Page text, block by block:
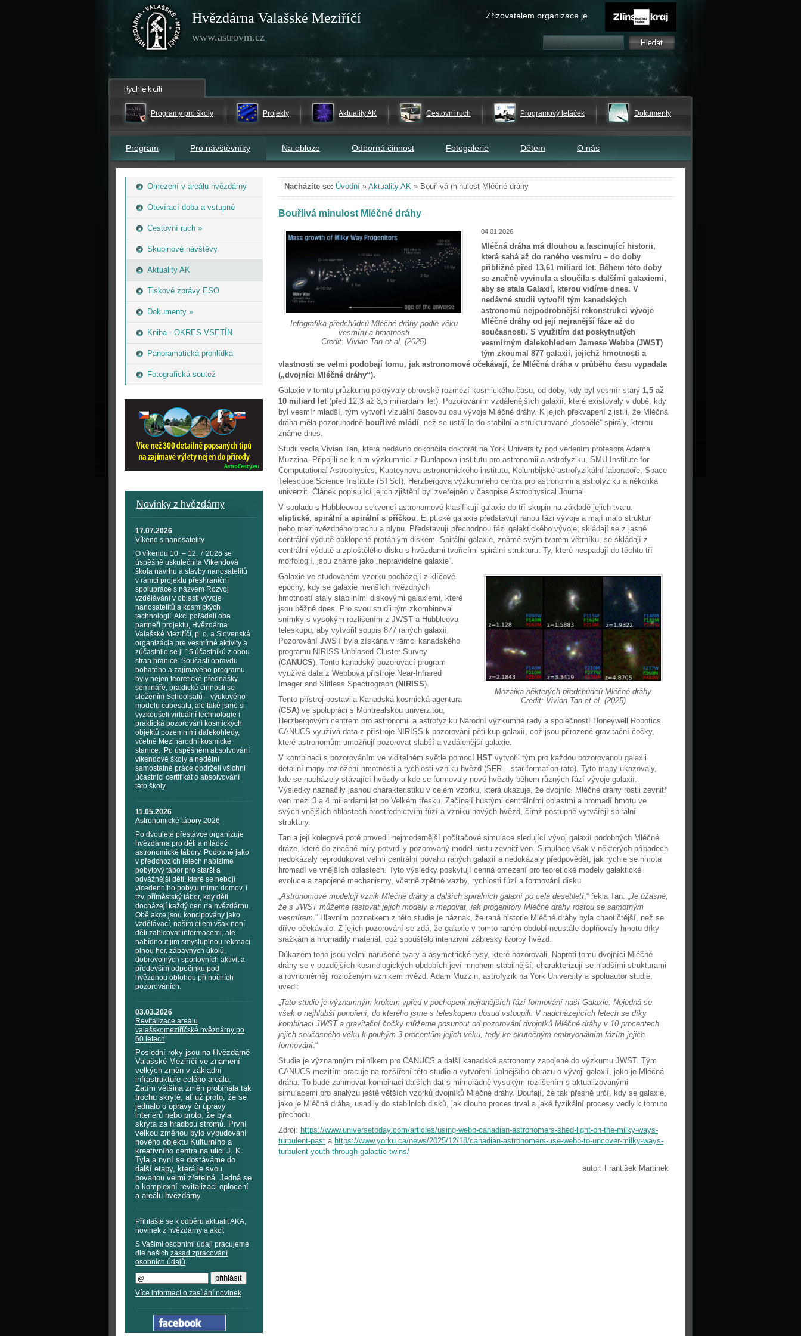
Hvězdárna Valašské Meziříčí
www.astrovm.cz
Zřizovatelem organizace je
Programy pro školy Projekty Aktuality AK Cestovní ruch Programový letáček Dokumenty
Program Pro návštěvníky Na obloze Odborná činnost Fotogalerie Dětem O nás
Omezení v areálu hvězdárny
Otevírací doba a vstupné
Cestovní ruch »
Skupinové návštěvy
Aktuality AK
Tiskové zprávy ESO
Dokumenty »
Kniha - OKRES VSETÍN
Panoramatická prohlídka
Fotografická soutež
Novinky z hvězdárny
17.07.2026
Víkend s nanosatelity
O víkendu 10. – 12. 7 2026 se
úspěšně uskutečnila Víkendová
škola návrhu a stavby nanosatelitů
v rámci projektu přeshraniční
spolupráce s názvem Rozvoj
vzdělávání v oblasti vývoje
nanosatelitů a kosmických
technologií. Akci pořádali oba
partneři projektu, Hvězdárna
Valašské Meziříčí, p. o. a Slovenská
organizácia pre vesmírné aktivity a
zúčastnilo se ji 15 účastníků z obou
stran hranice. Součástí opravdu
bohatého a zajímavého programu
byly nejen teoretické přednášky,
semináře, praktické činnosti se
složením Schoolsatů – výukového
modelu cubesatu, ale také jsme si
vyzkoušeli virtuální technologie i
praktická pozorování kosmických
objektů pozemními dalekohledy,
včetně Mezinárodní kosmické
stanice. Po úspěšném absolvování
víkendové školy a nedělní
samostatné práce obdrželi všichni
účastníci certifikát o absolvování
této školy.
11.05.2026
Astronomické tábory 2026
Po dvouleté přestávce organizuje
hvězdárna pro děti a mládež
astronomické tábory. Podobně jako
v předchozích letech nabízíme
pobytový tábor pro starší a
odvážnější děti, které se nebojí
vícedenního pobytu mimo domov, i
tzv. příměstský tábor, kdy děti
docházejí každý den na hvězdárnu.
Obě akce jsou koncipovány jako
vzdělávací, naším cílem však není
děti zahlcovat informacemi, ale
nabídnout jim smysluplnou rekreaci
plnou her, zábavných úkolů,
dobrovolných sportovních aktivit a
především odpočinku pod
hvězdnou oblohou při nočních
pozorováních.
03.03.2026
Revitalizace areálu
valašskomeziříčské hvězdárny po
60 letech
Poslední roky jsou na Hvězdárně
Valašské Meziříčí ve znamení
velkých změn v základní
infrastruktuře celého areálu.
Zatím většina změn probíhala tak
trochu skrytě, ať už proto, že se
jednalo o opravy či úpravy
interiérů nebo proto, že byla
skryta za hradbou stromů. První
velkou změnou bylo vybudování
nového objektu Kulturního a
kreativního centra na ulici J. K.
Tyla a nyní se dostáváme do
další etapy, která je svou
povahou velmi zřetelná. Jedná se
o komplexní revitalizaci oplocení
a areálu hvězdárny.
Přihlašte se k odběru aktualit AKA,
novinek z hvězdárny a akcí:
S Vašimi osobními údaji pracujeme
dle našich zásad zpracování
osobních údajů.
Více informací o zasílání novinek
Nacházíte se: Úvodní » Aktuality AK » Bouřlivá minulost Mléčné dráhy
Bouřlivá minulost Mléčné dráhy
04.01.2026
Infografika předchůdců Mléčné dráhy podle věku
vesmíru a hmotnosti
Credit: Vivian Tan et al. (2025)
Mléčná dráha má dlouhou a fascinující historii,
která sahá až do raného vesmíru – do doby
přibližně před 13,61 miliard let. Během této doby
se značně vyvinula a sloučila s dalšími galaxiemi,
aby se stala Galaxií, kterou vidíme dnes. V
nedávné studii vytvořil tým kanadských
astronomů nejpodrobnější rekonstrukci vývoje
Mléčné dráhy od její nejranější fáze až do
současnosti. S využitím dat poskytnutých
vesmírným dalekohledem Jamese Webba (JWST)
tým zkoumal 877 galaxií, jejichž hmotnosti a
vlastnosti se velmi podobají tomu, jak astronomové očekávají, že Mléčná dráha v průběhu času vypadala
(„dvojníci Mléčné dráhy“).
Galaxie v tomto průzkumu pokrývaly obrovské rozmezí kosmického času, od doby, kdy byl vesmír starý 1,5 až
10 miliard let (před 12,3 až 3,5 miliardami let). Pozorováním vzdálenějších galaxií, které existovaly v době, kdy
byl vesmír mladší, tým vytvořil vizuální časovou osu vývoje Mléčné dráhy. K jejich překvapení zjistili, že Mléčná
dráha měla pozoruhodně bouřlivé mládí, než se ustálila do stabilní a strukturované „dospělé“ spirály, kterou
známe dnes.
Studii vedla Vivian Tan, která nedávno dokončila doktorát na York University pod vedením profesora Adama
Muzzina. Připojili se k nim výzkumníci z Dunlapova institutu pro astronomii a astrofyziku, SMU Institute for
Computational Astrophysics, Kapteynova astronomického institutu, Kolumbijské astrofyzikální laboratoře, Space
Telescope Science Institute (STScI), Herzbergova výzkumného centra pro astronomii a astrofyziku a několika
univerzit. Článek popisující jejich zjištění byl zveřejněn v časopise Astrophysical Journal.
V souladu s Hubbleovou sekvencí astronomové klasifikují galaxie do tří skupin na základě jejich tvaru:
eliptické, spirální a spirální s příčkou. Eliptické galaxie představují ranou fázi vývoje a mají málo struktur
nebo mezihvězdného prachu a plynu. Představují přechodnou fázi galaktického vývoje; skládají se z jasné
centrální výdutě obklopené protáhlým diskem. Spirální galaxie, známé svým tvarem větrníku, se skládají z
centrální výdutě a zploštělého disku s hvězdami tvořícími spirální strukturu. Ty, které nespadají do těchto tří
morfologií, jsou známé jako „nepravidelné galaxie“.
Mozaika některých předchůdců Mléčné dráhy
Credit: Vivian Tan et al. (2025)
Galaxie ve studovaném vzorku pocházejí z klíčové
epochy, kdy se galaxie menších hvězdných
hmotností staly stabilními diskovými galaxiemi, které
jsou běžné dnes. Pro svou studii tým zkombinoval
snímky s vysokým rozlišením z JWST a Hubbleova
teleskopu, aby vytvořil soupis 877 raných galaxií.
Pozorování JWST byla získána v rámci kanadského
programu NIRISS Unbiased Cluster Survey
(CANUCS). Tento kanadský pozorovací program
využívá data z Webbova přístroje Near-Infrared
Imager and Slitless Spectrograph (NIRISS).
Tento přístroj postavila Kanadská kosmická agentura
(CSA) ve spolupráci s Montrealskou univerzitou,
Herzbergovým centrem pro astronomii a astrofyziku Národní výzkumné rady a společností Honeywell Robotics.
CANUCS využívá data z přístroje NIRISS k pozorování pěti kup galaxií, což jsou přirozené gravitační čočky,
které astronomům umožňují pozorovat slabší a vzdálenější galaxie.
V kombinaci s pozorováním ve viditelném světle pomocí HST vytvořil tým pro každou pozorovanou galaxii
detailní mapy rozložení hmotnosti a rychlosti vzniku hvězd (SFR – star-formation-rate). Tyto mapy ukazovaly,
kde se nacházely stávající hvězdy a kde se formovaly nové hvězdy během různých fází vývoje galaxií.
Výsledky naznačily jasnou charakteristiku v celém vzorku, která ukazuje, že dvojníci Mléčné dráhy rostli zevnitř
ven mezi 3 a 4 miliardami let po Velkém třesku. Začínají hustými centrálními oblastmi a hromadí hmotu ve
svých vnějších oblastech prostřednictvím fúzí a vzniku nových hvězd, čímž postupně vytvářejí spirální
struktury.
Tan a její kolegové poté provedli nejmodernější počítačové simulace sledující vývoj galaxií podobných Mléčné
dráze, které do značné míry potvrdily pozorovaný model růstu zevnitř ven. Simulace však v některých případech
nedokázaly reprodukovat velmi centrální povahu raných galaxií a nedokázaly předpovědět, jak rychle se hmota
hromadí ve vnějších oblastech. Tyto výsledky poskytují cenná omezení pro teoretické modely galaktické
evoluce a zapojené mechanismy, včetně zpětné vazby, rychlosti fúzí a formování disku.
„Astronomové modelují vznik Mléčné dráhy a dalších spirálních galaxií po celá desetiletí,“ řekla Tan. „Je úžasné,
že s JWST můžeme testovat jejich modely a mapovat, jak progenitory Mléčné dráhy rostou se samotným
vesmírem.“ Hlavním poznatkem z této studie je náznak, že raná historie Mléčné dráhy byla chaotičtější, než se
dříve očekávalo. Z jejich pozorování se zdá, že galaxie v tomto raném období neustále doplňovaly hmotu díky
srážkám a hromadily materiál, což spouštělo intenzivní záblesky tvorby hvězd.
Důkazem toho jsou velmi narušené tvary a asymetrické rysy, které pozorovali. Naproti tomu dvojníci Mléčné
dráhy se v pozdějších kosmologických obdobích jeví mnohem stabilnější, charakterizují se hladšími strukturami
a rovnoměrněji rozloženým vznikem hvězd. Adam Muzzin, astrofyzik na York University a spoluautor studie,
uvedl:
„Tato studie je významným krokem vpřed v pochopení nejranějších fází formování naší Galaxie. Nejedná se
však o nejhlubší ponoření, do kterého jsme s teleskopem dosud vstoupili. V nadcházejících letech se díky
kombinaci JWST a gravitační čočky můžeme posunout od pozorování dvojníků Mléčné dráhy v 10 procentech
jejich současného věku k pouhým 3 procentům jejich věku, tedy ke skutečným embryonálním fázím jejich
formování.“
Studie je významným milníkem pro CANUCS a další kanadské astronomy zapojené do výzkumu JWST. Tým
CANUCS mezitím pracuje na rozšíření této studie a vytvoření úplnějšího obrazu o vývoji galaxií, jako je Mléčná
dráha. To bude zahrnovat kombinaci dalších dat s mimořádně vysokým rozlišením s aktualizovanými
simulacemi pro analýzu ještě větších vzorků dvojníků Mléčné dráhy. Doufají, že tak přesně určí, kdy se galaxie,
jako je Mléčná dráha, usadily do stabilních disků, jak dlouho proces trval a jaké fyzikální procesy vedly k tomuto
přechodu.
Zdroj: https://www.universetoday.com/articles/using-webb-canadian-astronomers-shed-light-on-the-milky-ways-
turbulent-past a https://www.yorku.ca/news/2025/12/18/canadian-astronomers-use-webb-to-uncover-milky-ways-
turbulent-youth-through-galactic-twins/
autor: František Martinek